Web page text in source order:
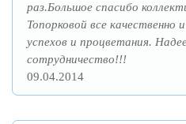
раз.Большое спасибо
Топорковой все качественно
успехов и процветания.
сотрудничество!!!
09.04.2014